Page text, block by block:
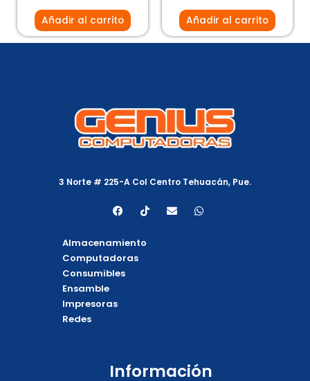
Añadir al carrito Añadir al carrito
3 Norte # 225-A Col Centro Tehuacán, Pue.
F
a
e
b
o
k
T
i
o
E
n
W
h
Almacenamiento
Computadoras
Consumibles
Ensamble
Impresoras
Redes
Información